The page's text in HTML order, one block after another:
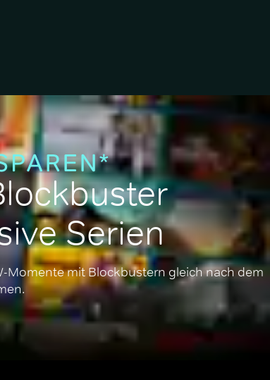
Serien
Momente mit Blockbustern gleich nach dem